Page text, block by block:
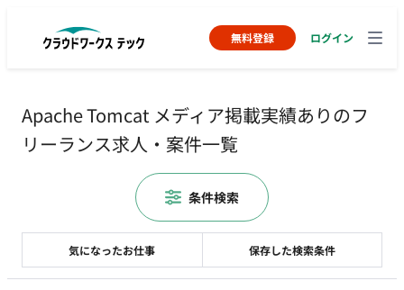
無料登録 ログイン
Apache Tomcat メディア掲載実績ありのフ
リーランス求人・案件一覧
気になったお仕事 保存した検索条件
条件検索